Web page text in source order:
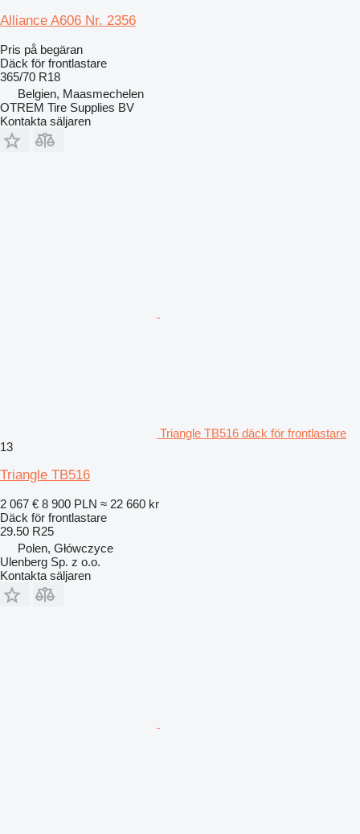
Alliance A606 Nr. 2356
Pris på begäran
Däck för frontlastare
365/70 R18
Belgien, Maasmechelen
OTREM Tire Supplies BV
Kontakta säljaren
Triangle TB516 däck för frontlastare
13
Triangle TB516
2 067 € 8 900 PLN ≈ 22 660 kr
Däck för frontlastare
29.50 R25
Polen, Główczyce
Ulenberg Sp. z o.o.
Kontakta säljaren